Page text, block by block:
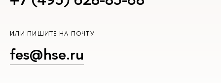
ИЛИ ПИШИТЕ НА ПОЧТУ
fes@hse.ru